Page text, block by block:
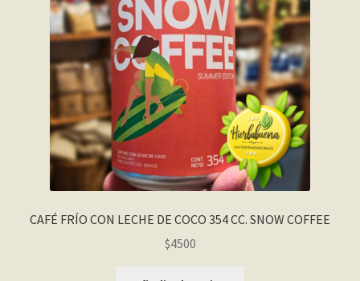
CAFÉ FRÍO CON LECHE DE COCO 354 CC. SNOW COFFEE
$4500